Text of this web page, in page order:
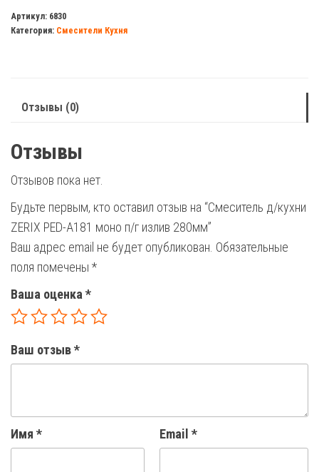
д/
кухни
моно
г
излив
Артикул: 6830
Категория: Смесители Кухня
Отзывы (0)
Отзывы
Отзывов пока нет.
Будьте первым, кто оставил отзыв на “Смеситель д/кухни
ZERIX PED-A181 моно п/г излив 280мм”
Ваш адрес email не будет опубликован. Обязательные
поля помечены *
Ваша оценка *
Ваш отзыв*
Имя * Email *